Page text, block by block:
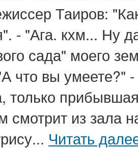
Таиров:
- "Ага. кхм... Ну
сада" моего
что вы умеете?"
только
смотрит из зала
Читать